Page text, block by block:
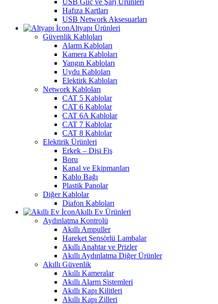
USB Güç ve Şarj Ürünleri
Hafıza Kartları
USB Network Aksesuarları
Altyapı Ürünleri
Güvenlik Kabloları
Alarm Kabloları
Kamera Kabloları
Yangın Kabloları
Uydu Kabloları
Elektirk Kabloları
Network Kabloları
CAT 5 Kablolar
CAT 6 Kablolar
CAT 6A Kablolar
CAT 7 Kablolar
CAT 8 Kablolar
Elektirik Ürünleri
Erkek – Dişi Fiş
Boru
Kanal ve Ekipmanları
Kablo Bağı
Plastik Panolar
Diğer Kablolar
Diafon Kabloları
Akıllı Ev Ürünleri
Aydınlatma Kontrolü
Akıllı Ampuller
Hareket Sensörlü Lambalar
Akıllı Anahtar ve Prizler
Akıllı Aydınlatma Diğer Ürünler
Akıllı Güvenlik
Akıllı Kameralar
Akıllı Alarm Sistemleri
Akıllı Kapı Kilitleri
Akıllı Kapı Zilleri